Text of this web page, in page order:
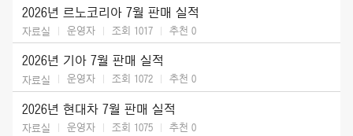
2026년 르노코리아 7월 판매 실적
자료실 운영자 조회 1017 추천 0
2026년 기아 7월 판매 실적
자료실 운영자 조회 1072 추천 0
2026년 현대차 7월 판매 실적
자료실 운영자 조회 1075 추천 0